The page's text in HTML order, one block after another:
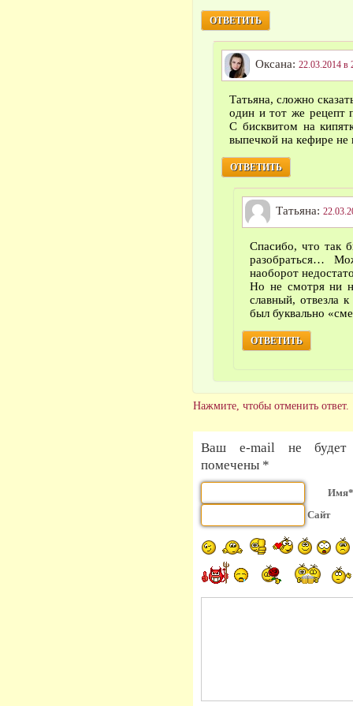
ОТВЕТИТЬ
Оксана: 22.03.2014 в
Татьяна, сложно
один и тот же рецепт
С бисквитом на
выпечкой на кефире не
ОТВЕТИТЬ
Татьяна:
Спасибо, что так
разобраться…
наоборот
Но не смотря ни
славный, отвезла
был буквально
ОТВЕТИТЬ
Нажмите, чтобы отменить ответ.
Ваш e-mail не будет
помечены *
Имя*
Сайт